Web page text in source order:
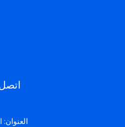
العنوان: